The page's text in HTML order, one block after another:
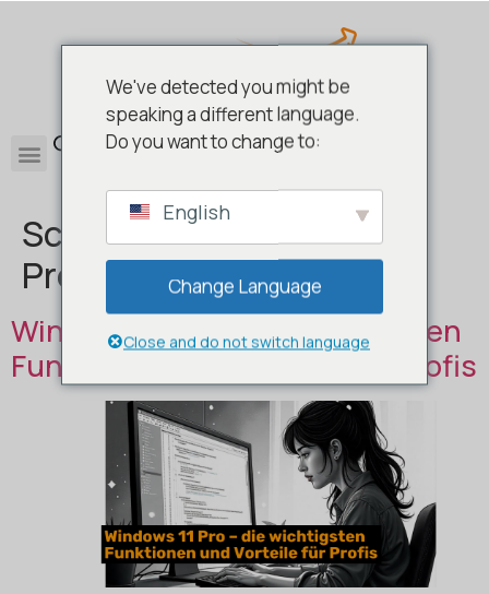
0
Schlagwort:Windows 11
Pro
Windows 11 Pro – die wichtigsten
Funktionen und Vorteile für Profis
We've detected you might be
speaking a different language.
Do you want to change to:
English
Change Language
Close and do not switch language